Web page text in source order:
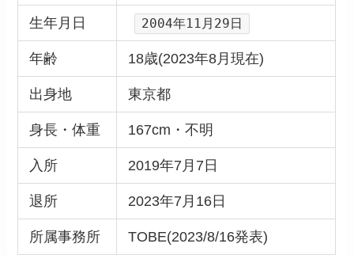
生年月日 2004年11月29日
年齢 18歳(2023年8月現在)
出身地 東京都
身長・体重 167cm・不明
入所 2019年7月7日
退所 2023年7月16日
所属事務所 TOBE(2023/8/16発表)